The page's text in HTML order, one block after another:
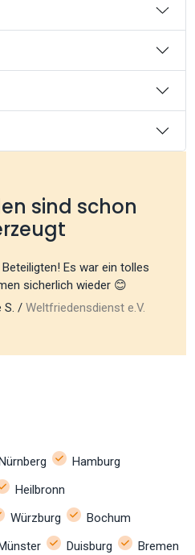
sind schon
Es war ein tolles
sicherlich wieder 😊
S. / Weltfriedensdienst e.V.
Hamburg
Heilbronn
Würzburg
Bochum
Münster Duisburg
Bremen